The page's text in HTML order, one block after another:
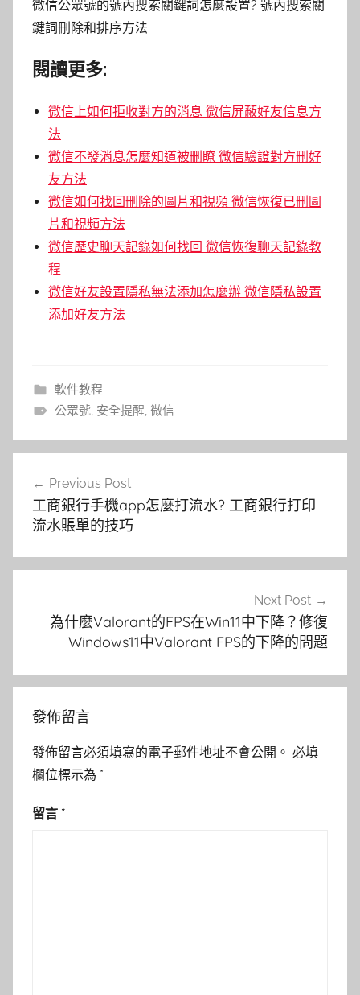
微信公眾號的號內搜索關鍵詞怎麼設置? 號內搜索關
鍵詞刪除和排序方法
閱讀更多:
微信上如何拒收對方的消息 微信屏蔽好友信息方
法
微信不發消息怎麼知道被刪瞭 微信驗證對方刪好
友方法
微信如何找回刪除的圖片和視頻 微信恢復已刪圖
片和視頻方法
微信歷史聊天記錄如何找回 微信恢復聊天記錄教
程
微信好友設置隱私無法添加怎麼辦 微信隱私設置
添加好友方法
軟件教程
公眾號, 安全提醒 微信
覽
Previous Post
工商銀行手機app怎麼打流水? 工商銀行打印
流水賬單的技巧
Next Post
為什麼Valorant的FPS在Win11中下降？修復
Windows11中Valorant FPS的下降的問題
發佈留言
發佈留言必須填寫的電子郵件地址不會公開。 必填
欄位標示為 *
留言 *